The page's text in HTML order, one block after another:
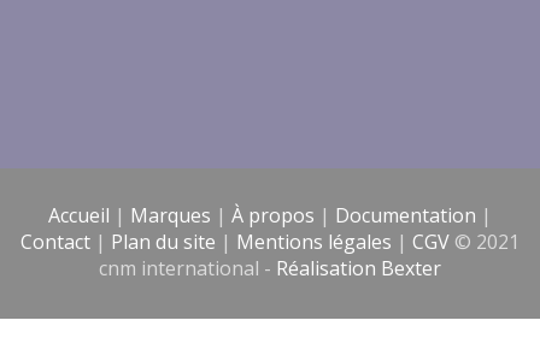
Accueil | Marques | À propos | Documentation |
Contact | Plan du site | Mentions légales | CGV © 2021
cnm international - Réalisation Bexter